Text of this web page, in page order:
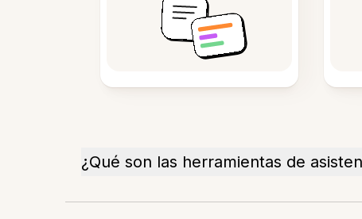
¿Qué son las herramientas de